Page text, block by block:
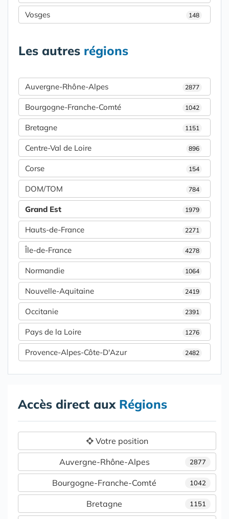
Vosges 148
Les autres régions
Auvergne-Rhône-Alpes 2877
Bourgogne-Franche-Comté 1042
Bretagne 1151
Centre-Val de Loire 896
Corse 154
DOM/TOM 784
Grand Est 1979
Hauts-de-France 2271
Île-de-France 4278
Normandie 1064
Nouvelle-Aquitaine 2419
Occitanie 2391
Pays de la Loire 1276
Provence-Alpes-Côte-D'Azur 2482
Accès direct aux Régions
Votre position
2877
Auvergne-Rhône-Alpes
1042
Bourgogne-Franche-Comté
1151
Bretagne